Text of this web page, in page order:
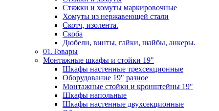
Стяжки и хомуты маркировочные
Хомуты из нержавеющей стали
Скотч, изолента.
Скоба
Дюбели, винты, гайки, шайбы, анкеры.
01.Товары
Монтажные шкафы и стойки 19"
Шкафы настенные трехсекционные
Оборудование 19" разное
Монтажные стойки и кронштейны 19"
Шкафы напольные
Шкафы настенные двухсекционные